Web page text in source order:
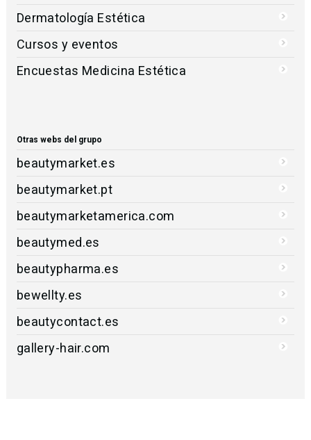
Dermatología Estética
Cursos y eventos
Encuestas Medicina Estética
Otras webs del grupo
beautymarket.es
beautymarket.pt
beautymarketamerica.com
beautymed.es
beautypharma.es
bewellty.es
beautycontact.es
gallery-hair.com